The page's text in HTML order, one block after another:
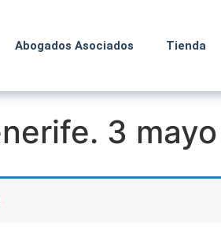
Abogados Asociados Tienda
3